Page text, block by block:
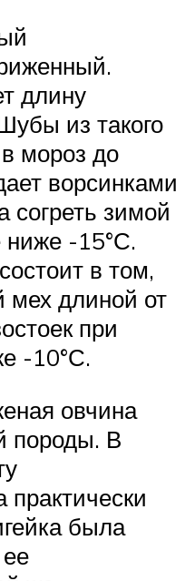
длину
из такого
мороз до
ворсинками
согреть зимой
ниже -15°С.
в том,
мех длиной от
при
-10°С.
овчина
породы. В
практически
была